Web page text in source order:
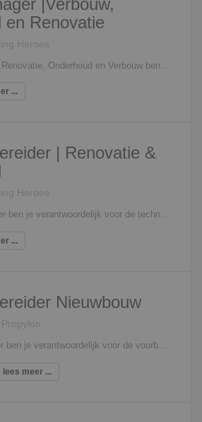
en Renovatie
Heroes
...
| Renovatie &
Heroes
Als Werkvoorbereider ben je verantwoordelijk voor de technische en organisatorische voorbereiding van bouwprojecten. Je vormt de schakel tussen klant, ontwerpteam en uitvoering en zorgt dat alle randvoorwaarden zijn ingevuld voordat de uitvoering start. Je werkzaamheden bestaan onder meer uit: Uitwerken, beoordelen en controleren van technische documenten en tekeningen Opstellen en bewaken van planningen en werkmethodieken Coördineren van materiaalbehoefte, inkoop en logistiek Afstemmen met projectleiding, uitvoerders, leveranciers en onderaannemers Bewaken van kosten, kwaliteit, planning en risico’s tijdens de voorbereidingsfase Verwerken en beheren van projectadministratie en -documentatie Ondersteunen van het uitvoeringsteam gedurende het project
...
Nieuwbouw
Propylon
lees meer ...